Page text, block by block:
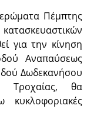
Πέμπτης
κατασκευαστικών
για την κίνηση
Αναπαύσεως
Δωδεκανήσου
θα
κυκλοφοριακές